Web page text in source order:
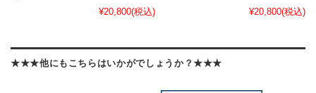
¥20,800(税込)
¥20,800(税込)
★★★他にもこちらはいかがでしょうか？★★★